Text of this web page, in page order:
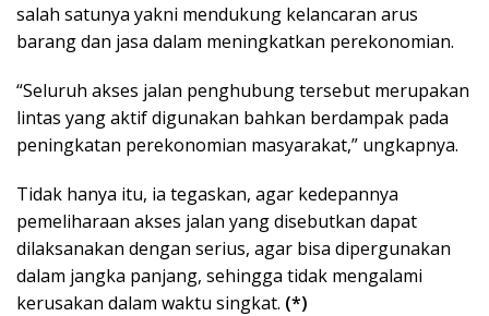
salah satunya yakni mendukung kelancaran arus
barang dan jasa dalam meningkatkan perekonomian.
“Seluruh akses jalan penghubung tersebut merupakan
lintas yang aktif digunakan bahkan berdampak pada
peningkatan perekonomian masyarakat,” ungkapnya.
Tidak hanya itu, ia tegaskan, agar kedepannya
pemeliharaan akses jalan yang disebutkan dapat
dilaksanakan dengan serius, agar bisa dipergunakan
dalam jangka panjang, sehingga tidak mengalami
kerusakan dalam waktu singkat. (*)